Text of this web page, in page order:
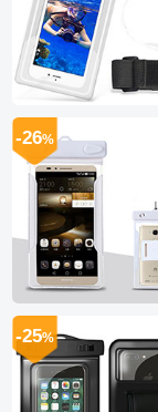
-26%
-25%